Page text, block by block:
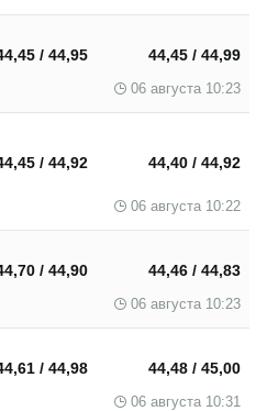
/ 44,95 44,45 / 44,99
06 августа 10:23
/ 44,92 44,40 / 44,92
06 августа 10:22
/ 44,90 44,46 / 44,83
06 августа 10:23
/ 44,98 44,48 / 45,00
06 августа 10:31